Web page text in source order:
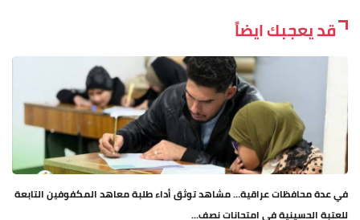
قد يعجبك ايضاً
في عدة محافظات عراقية… مشاهد توثق أداء طلبة معاهد المكفوفين التابعة
للعتبة الحسينية في امتحانات نصف...